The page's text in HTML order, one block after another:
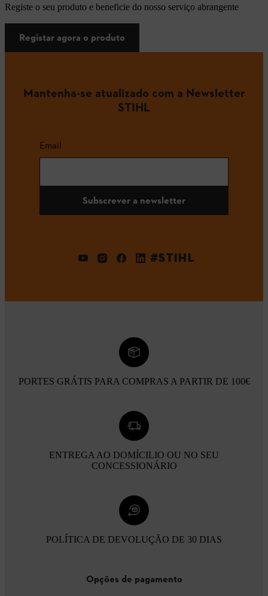
Registe o seu produto e beneficie do nosso serviço abrangente
Registar agora o produto
Mantenha-se atualizado com a Newsletter
STIHL
Email
Subscrever a newsletter
#STIHL
PORTES GRÁTIS PARA COMPRAS A PARTIR DE 100€
ENTREGA AO DOMÍCILIO OU NO SEU
CONCESSIONÁRIO
POLÍTICA DE DEVOLUÇÃO DE 30 DIAS
Opções de pagamento